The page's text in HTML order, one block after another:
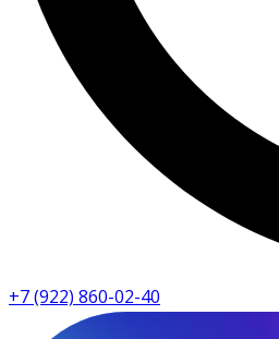
+7 (922) 860-02-40